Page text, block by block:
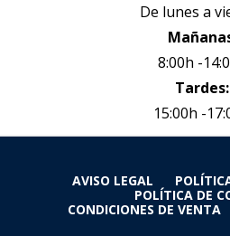
De lunes a
8:00h -
Tardes:
15:00h -
AVISO LEGAL
POLÍTICA DE
CONDICIONES DE VENTA